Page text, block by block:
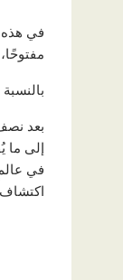
في هذه
بعد
إلى ما
في